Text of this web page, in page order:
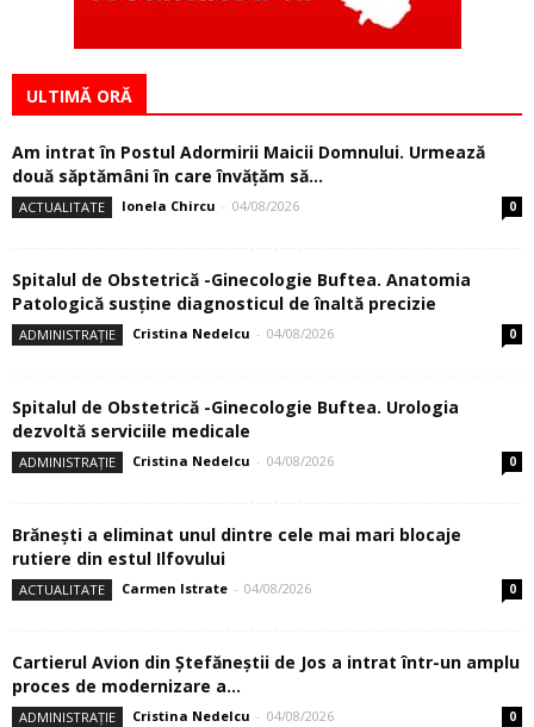
ULTIMĂ ORĂ
Am intrat în Postul Adormirii Maicii Domnului. Urmează
două săptămâni în care învăţăm să...
ACTUALITATE Ionela Chircu - 04/08/2026 0
Spitalul de Obstetrică -Ginecologie Buftea. Anatomia
Patologică susţine diagnosticul de înaltă precizie
ADMINISTRAȚIE Cristina Nedelcu - 04/08/2026 0
Spitalul de Obstetrică -Ginecologie Buftea. Urologia
dezvoltă serviciile medicale
ADMINISTRAȚIE Cristina Nedelcu - 04/08/2026 0
Brănești a eliminat unul dintre cele mai mari blocaje
rutiere din estul Ilfovului
ACTUALITATE Carmen Istrate - 04/08/2026 0
Cartierul Avion din Ştefăneştii de Jos a intrat într-un amplu
proces de modernizare a...
ADMINISTRAȚIE Cristina Nedelcu - 04/08/2026 0